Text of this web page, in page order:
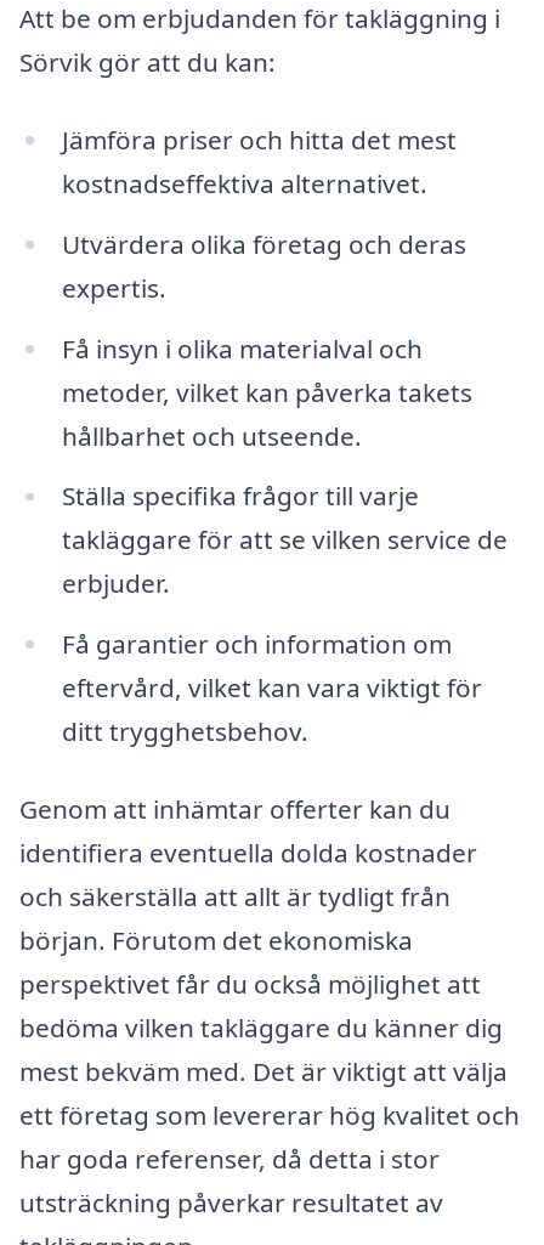
Att be om erbjudanden för takläggning i
Sörvik gör att du kan:
Jämföra priser och hitta det mest
kostnadseffektiva alternativet.
Utvärdera olika företag och deras
expertis.
Få insyn i olika materialval och
metoder, vilket kan påverka takets
hållbarhet och utseende.
Ställa specifika frågor till varje
takläggare för att se vilken service de
erbjuder.
Få garantier och information om
eftervård, vilket kan vara viktigt för
ditt trygghetsbehov.
Genom att inhämtar offerter kan du
identifiera eventuella dolda kostnader
och säkerställa att allt är tydligt från
början. Förutom det ekonomiska
perspektivet får du också möjlighet att
bedöma vilken takläggare du känner dig
mest bekväm med. Det är viktigt att välja
ett företag som levererar hög kvalitet och
har goda referenser, då detta i stor
utsträckning påverkar resultatet av